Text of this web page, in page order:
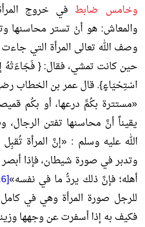
وخامس ضابط في خروج
والمعاش: هو أنْ تستر محاسنها
وصف الله تعالى المرأة التي
حين كانت تمشي، فقال: { فَجَاءَتْهُ
اسْتِحْيَاءٍ}. قال عمر بن الخطاب
«مستترة بكُمِّ درعها، أو بكُم
يقيناً أنَّ محاسنها تفتن
الله عليه وسلم : «إنَّ المرأة
وتدبر في صورة شيطان، فإذا أبصر
أهله؛ فإنَّ ذلك يردُّ ما في نفسه»
[16]
للرجل صورة المرأة وهي في
فكيف به إذا أسفرت عن وجهها